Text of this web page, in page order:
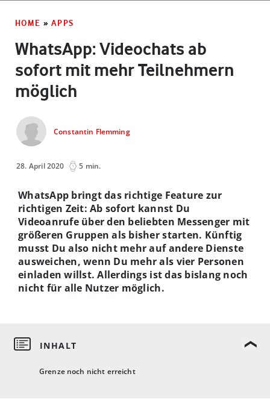
HOME » APPS
WhatsApp: Videochats ab
sofort mit mehr Teilnehmern
möglich
Constantin Flemming
28. April 2020 5 min.
Grenze noch nicht erreicht
WhatsApp bringt das richtige Feature zur
richtigen Zeit: Ab sofort kannst Du
Videoanrufe über den beliebten Messenger mit
größeren Gruppen als bisher starten. Künftig
musst Du also nicht mehr auf andere Dienste
ausweichen, wenn Du mehr als vier Personen
einladen willst. Allerdings ist das bislang noch
nicht für alle Nutzer möglich.